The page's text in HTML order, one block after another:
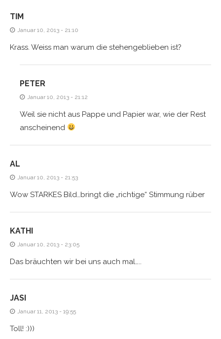
TIM
Januar 10, 2013 - 21:10
Krass. Weiss man warum die stehengeblieben ist?
PETER
Januar 10, 2013 - 21:12
Weil sie nicht aus Pappe und Papier war, wie der Rest
anscheinend
AL
Januar 10, 2013 - 21:53
Wow STARKES Bild…bringt die „richtige“ Stimmung rüber
KATHI
Januar 10, 2013 - 23:05
Das bräuchten wir bei uns auch mal…..
JASI
Januar 11, 2013 - 19:55
Toll! :)))